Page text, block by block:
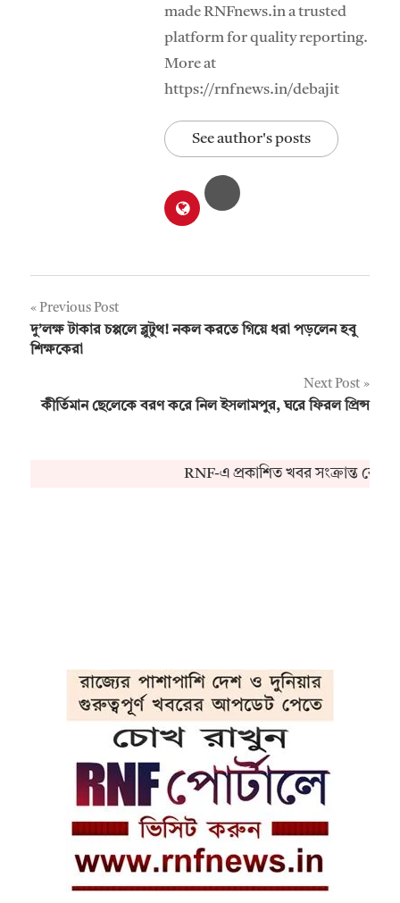
made RNFnews.in a trusted
platform for quality reporting.
More at
https://rnfnews.in/debajit
See author's posts
Post
navigation
Previous Post
দু’লক্ষ টাকার চপ্পলে ব্লুটুথ! নকল করতে গিয়ে ধরা পড়লেন হবু
শিক্ষকেরা
Next Post
কীর্তিমান ছেলেকে বরণ করে নিল ইসলামপুর, ঘরে ফিরল প্রিন্স
RNF-এ প্রকাশিত খবর সংক্রান্ত